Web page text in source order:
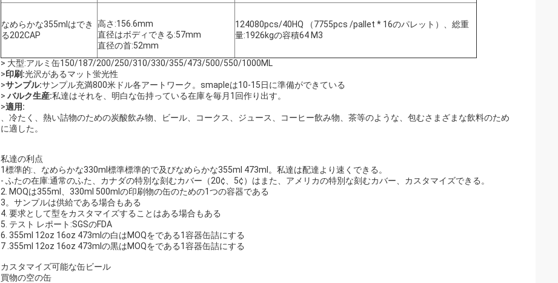
なめらかな355mlはでき
る202CAP
高さ:156.6mm
直径はボディできる:57mm
直径の首:52mm
124080pcs/40HQ （7755pcs /pallet * 16のパレット）、総重
量:1926kgの容積64 M3
> 大型:アルミ缶150/187/200/250/310/330/355/473/500/550/1000ML
>印刷:光沢があるマット蛍光性
>サンプル:サンプル充満800米ドル各アートワーク。smapleは10-15日に準備ができている
> バルク生産:私達はそれを、明白な缶持っている在庫を毎月1回作り出す。
>適用:
、冷たく、熱い詰物のための炭酸飲み物、ビール、コークス、ジュース、コーヒー飲み物、茶等のような、包むさまざまな飲料のため
に適した。
私達の利点
1標準的:、なめらかな330ml標準標準的で及びなめらかな355ml 473ml。私達は配達より速くできる。
- ふたの在庫:通常のふた、カナダの特別な刻むカバー（20¢、5¢）はまた、アメリカの特別な刻むカバー、カスタマイズできる。
2. MOQは355ml、330ml 500mlの印刷物の缶のための1つの容器である
3。サンプルは供給である場合もある
4. 要求として型をカスタマイズすることはある場合もある
5. テスト レポート:SGSのFDA
6. 355ml 12oz 16oz 473mlの白はMOQをである1容器缶詰にする
7 .355ml 12oz 16oz 473mlの黒はMOQをである1容器缶詰にする
カスタマイズ可能な缶ビール
買物の空の缶